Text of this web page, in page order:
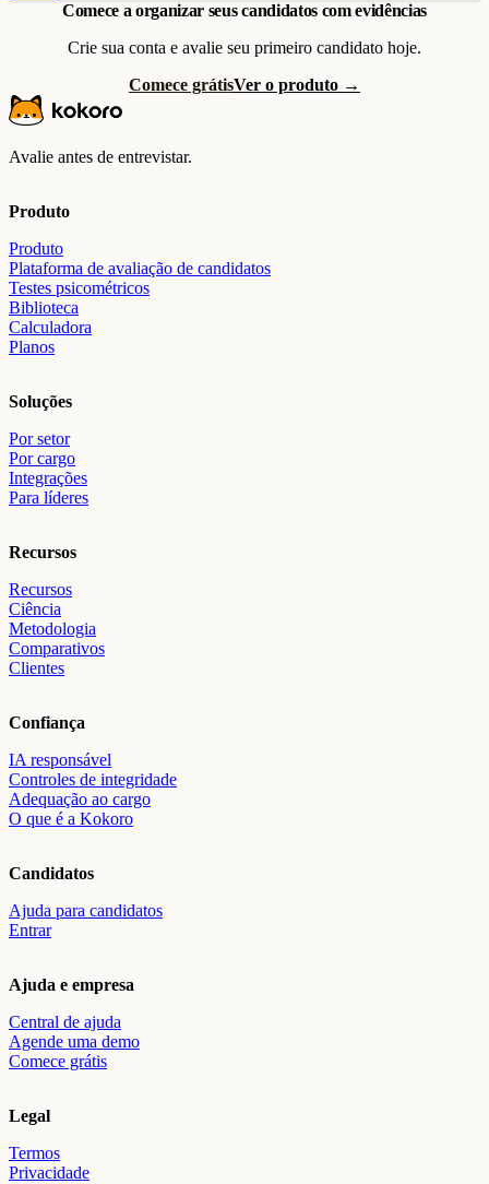
Comece a organizar seus candidatos com evidências
Crie sua conta e avalie seu primeiro candidato hoje.
Comece grátisVer o produto →
Avalie antes de entrevistar.
Produto
Produto
Plataforma de avaliação de candidatos
Testes psicométricos
Biblioteca
Calculadora
Planos
Soluções
Por setor
Por cargo
Integrações
Para líderes
Recursos
Recursos
Ciência
Metodologia
Comparativos
Clientes
Confiança
IA responsável
Controles de integridade
Adequação ao cargo
O que é a Kokoro
Candidatos
Ajuda para candidatos
Entrar
Ajuda e empresa
Central de ajuda
Agende uma demo
Comece grátis
Legal
Termos
Privacidade